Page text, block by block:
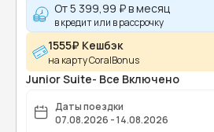
От5 399,99 ₽в месяц
в кредит или в рассрочку
1555₽ Кешбэк
на карту CoralBonus
Junior Suite- Все Включено
Даты поездки
07.08.2026 - 14.08.2026